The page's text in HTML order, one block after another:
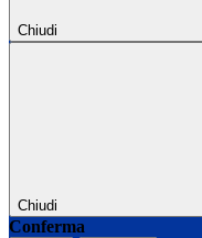
Chiudi
Chiudi
Conferma